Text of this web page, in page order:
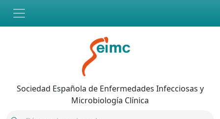
Sociedad Española de Enfermedades Infecciosas y
Microbiología Clínica